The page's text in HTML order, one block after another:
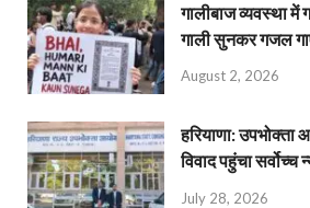
गालीबाज व्‍यवस्‍था में
गाली सुनकर गजल
August 2, 2026
हरियाणा: उपभोक्ता
विवाद पहुंचा सर्वोच्च
July 28, 2026